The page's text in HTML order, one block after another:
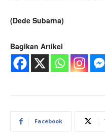
(Dede Subarna)
Bagikan Artikel
Facebook